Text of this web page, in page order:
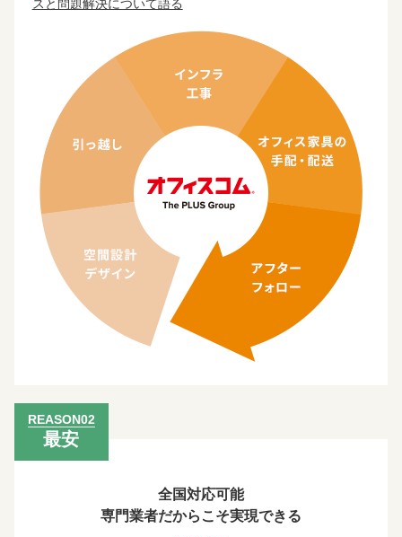
スと問題解決について語る
REASON02
最安
全国対応可能
専⾨業者だからこそ実現できる